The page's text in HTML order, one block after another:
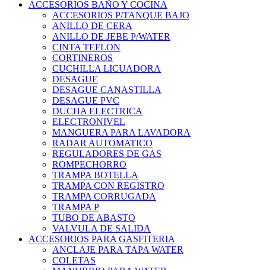
ACCESORIOS BAÑO Y COCINA
ACCESORIOS P/TANQUE BAJO
ANILLO DE CERA
ANILLO DE JEBE P/WATER
CINTA TEFLON
CORTINEROS
CUCHILLA LICUADORA
DESAGUE
DESAGUE CANASTILLA
DESAGUE PVC
DUCHA ELECTRICA
ELECTRONIVEL
MANGUERA PARA LAVADORA
RADAR AUTOMATICO
REGULADORES DE GAS
ROMPECHORRO
TRAMPA BOTELLA
TRAMPA CON REGISTRO
TRAMPA CORRUGADA
TRAMPA P
TUBO DE ABASTO
VALVULA DE SALIDA
ACCESORIOS PARA GASFITERIA
ANCLAJE PARA TAPA WATER
COLETAS